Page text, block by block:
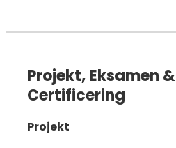
Projekt, Eksamen &
Certificering
Projekt